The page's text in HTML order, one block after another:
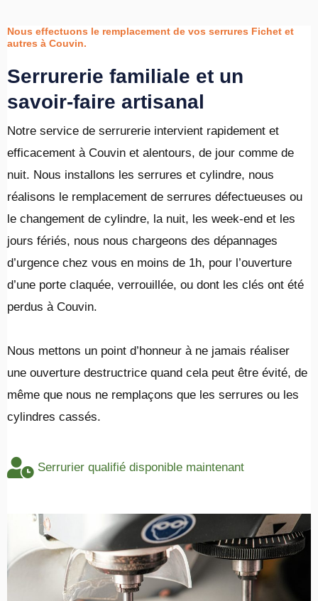
Nous effectuons le remplacement de vos serrures Fichet et
autres à Couvin.
Serrurerie familiale et un
savoir-faire artisanal
Notre service de serrurerie intervient rapidement et
efficacement à Couvin et alentours, de jour comme de
nuit. Nous installons les serrures et cylindre, nous
réalisons le remplacement de serrures défectueuses ou
le changement de cylindre, la nuit, les week-end et les
jours fériés, nous nous chargeons des dépannages
d’urgence chez vous en moins de 1h, pour l’ouverture
d’une porte claquée, verrouillée, ou dont les clés ont été
perdus à Couvin.
​Nous mettons un point d’honneur à ne jamais réaliser
une ouverture destructrice quand cela peut être évité, de
même que nous ne remplaçons que les serrures ou les
cylindres cassés.
Serrurier qualifié disponible maintenant